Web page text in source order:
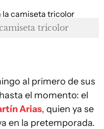
tricolor
al primero de sus
el momento: el
Arias, quien ya se
en la pretemporada.